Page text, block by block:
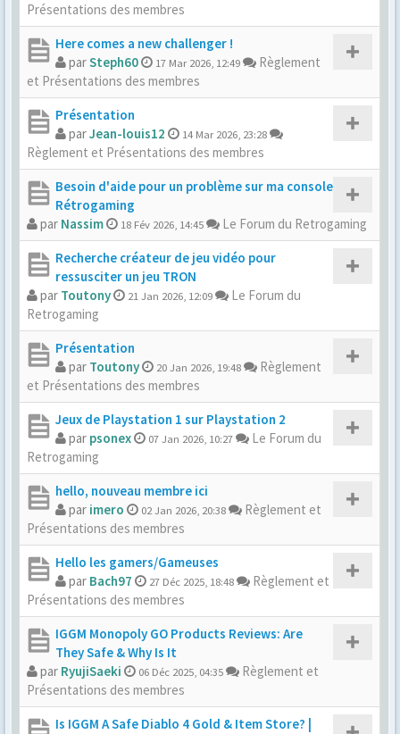
Présentations des membres
Here comes a new challenger !
parSteph60 17 Mar 2026, 12:49
Règlement
et Présentations des membres
Présentation
parJean-louis12 14 Mar 2026, 23:28
Règlement et Présentations des membres
Besoin d'aide pour un problème sur ma console
Rétrogaming
par Nassim 18 Fév 2026, 14:45
Le Forum du Retrogaming
Recherche créateur de jeu vidéo pour
ressusciter un jeu TRON
par Toutony 21 Jan 2026, 12:09
Le Forum du
Retrogaming
Présentation
par Toutony 20 Jan 2026, 19:48
Règlement
et Présentations des membres
Jeux de Playstation 1 sur Playstation 2
par psonex 07 Jan 2026, 10:27
Le Forum du
Retrogaming
hello, nouveau membre ici
par imero 02 Jan 2026, 20:38
Règlement et
Présentations des membres
Hello les gamers/Gameuses
par Bach97 27 Déc 2025, 18:48
Règlement et
Présentations des membres
IGGM Monopoly GO Products Reviews: Are
They Safe & Why Is It
par RyujiSaeki 06 Déc 2025, 04:35
Règlement et
Présentations des membres
Is IGGM A Safe Diablo 4 Gold & Item Store? |